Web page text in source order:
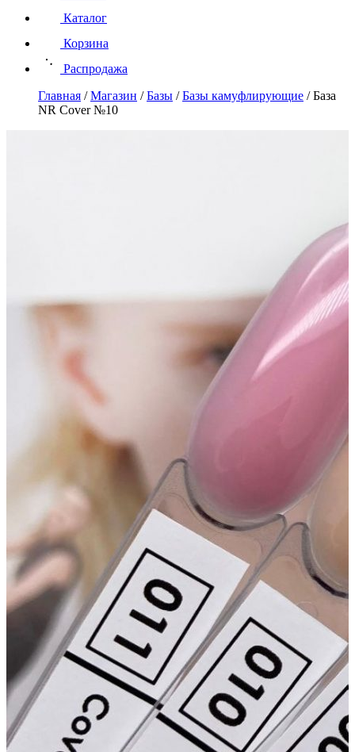
Каталог
Корзина
Распродажа
Главная /Магазин /Базы /Базы камуфлирующие /База
NR Cover №10